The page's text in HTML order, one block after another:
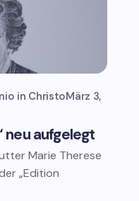
neu aufgelegt
in ChristoMärz 3,
Marie Therese
„Edition